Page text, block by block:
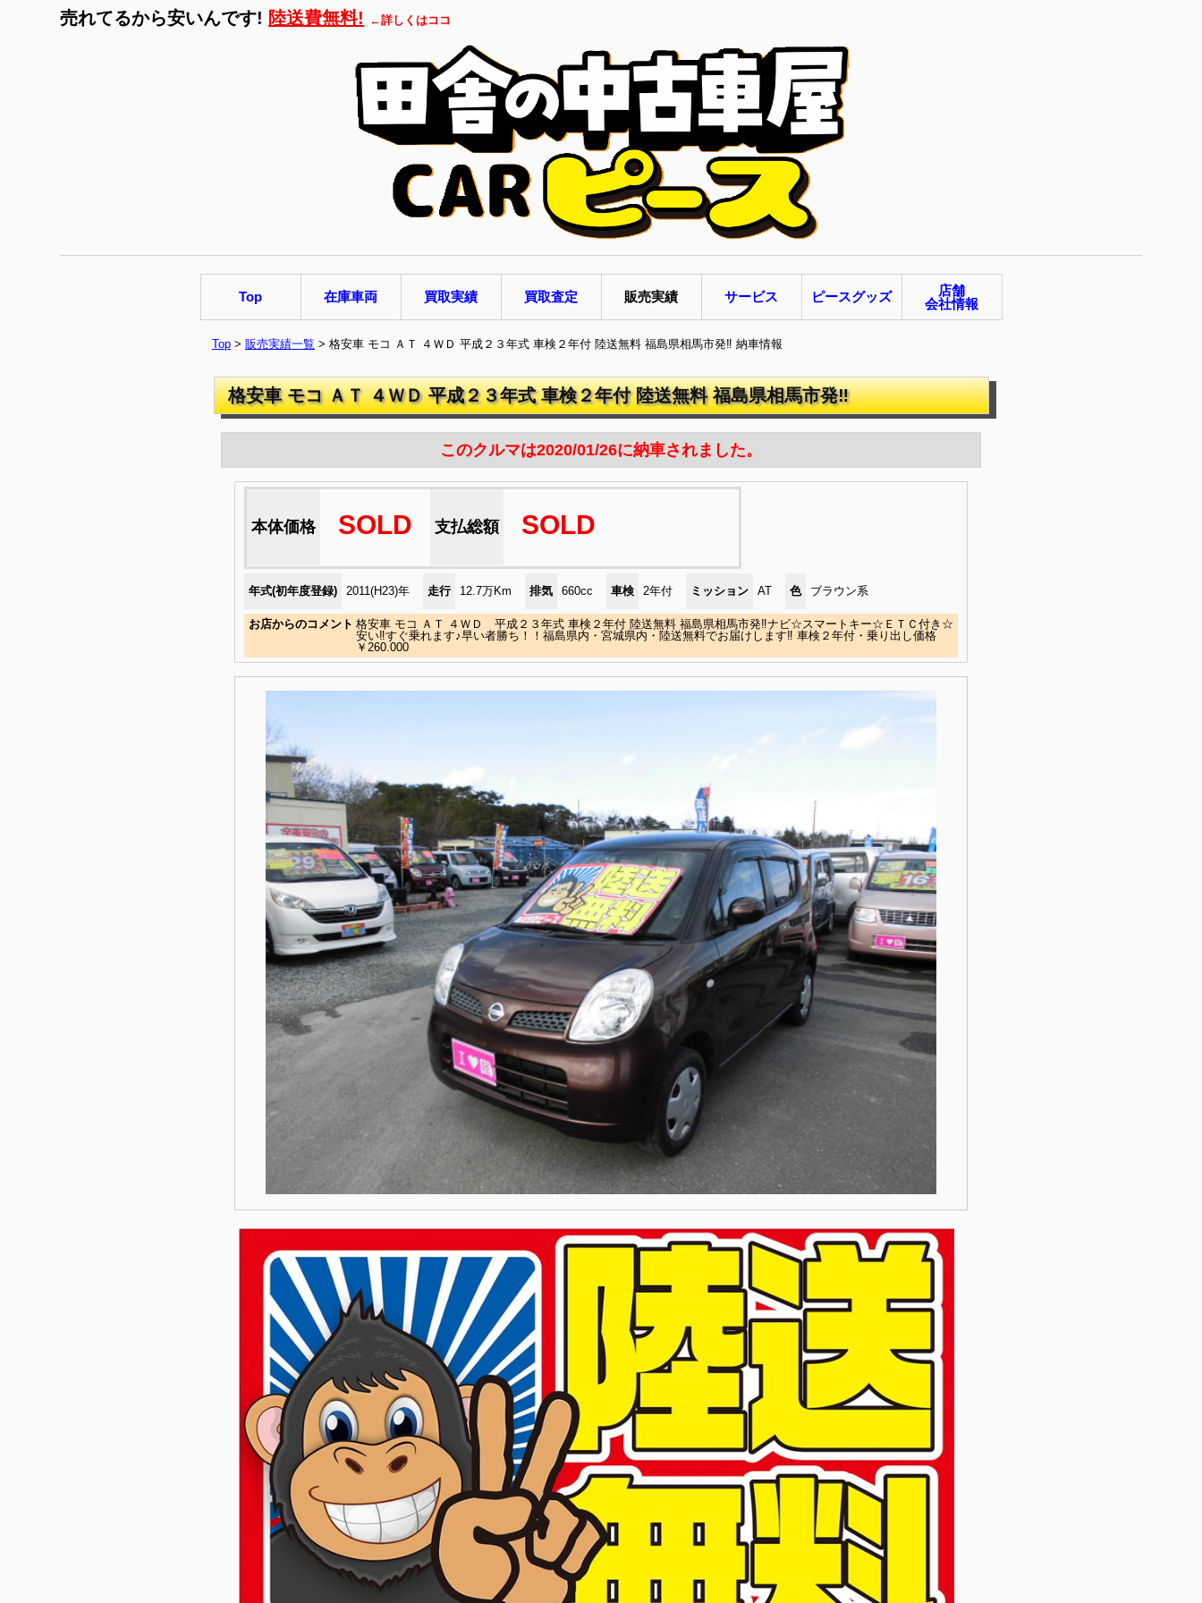
売れてるから安いんです! 陸送費無料! ←詳しくはココ
Top 在庫車両 買取実績 買取査定 販売実績 サービス ピースグッズ
店舗
会社情報
Top > 販売実績一覧 > 格安車 モコ ＡＴ ４ＷＤ 平成２３年式 車検２年付 陸送無料 福島県相馬市発‼ 納車情報
格安車 モコ ＡＴ ４ＷＤ 平成２３年式 車検２年付 陸送無料 福島県相馬市発‼
このクルマは2020/01/26に納車されました。
本体価格 SOLD 支払総額 SOLD
年式(初年度登録) 2011(H23)年 走行 12.7万Km 排気 660cc 車検 2年付 ミッション AT 色 ブラウン系
お店からのコメント 格安車 モコ ＡＴ ４ＷＤ 平成２３年式 車検２年付 陸送無料 福島県相馬市発‼ナビ☆スマートキー☆ＥＴＣ付き☆
安い‼すぐ乗れます♪早い者勝ち！！福島県内・宮城県内・陸送無料でお届けします‼ 車検２年付・乗り出し価格
￥260.000